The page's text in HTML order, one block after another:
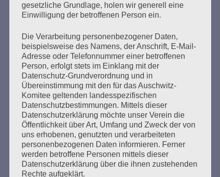
gesetzliche Grundlage, holen wir generell eine
Einwilligung der betroffenen Person ein.
Die Verarbeitung personenbezogener Daten,
beispielsweise des Namens, der Anschrift, E-Mail-
Adresse oder Telefonnummer einer betroffenen
Person, erfolgt stets im Einklang mit der
Datenschutz-Grundverordnung und in
Übereinstimmung mit den für das Auschwitz-
Komitee geltenden landesspezifischen
Datenschutzbestimmungen. Mittels dieser
Datenschutzerklärung möchte unser Verein die
Öffentlichkeit über Art, Umfang und Zweck der von
uns erhobenen, genutzten und verarbeiteten
personenbezogenen Daten informieren. Ferner
werden betroffene Personen mittels dieser
Datenschutzerklärung über die ihnen zustehenden
Rechte aufgeklärt.